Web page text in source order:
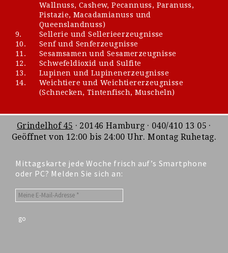
Wallnuss, Cashew, Pecannuss, Paranuss,
Pistazie, Macadamianuss und
Queenslandnuss)
9.
Sellerie und Sellerieerzeugnisse
10.
Senf und Senferzeugnisse
11.
Sesamsamen und Sesamerzeugnisse
12.
Schwefeldioxid und Sulfite
13.
Lupinen und Lupinenerzeugnisse
14.
Weichtiere und Weichtiererzeugnisse
(Schnecken, Tintenfisch, Muscheln)
Grindelhof 45 · 20146 Hamburg · 040/410 13 05 ·
Geöffnet von 12:00 bis 24:00 Uhr. Montag Ruhetag.
Mittagskarte jede Woche frisch auf’s Smartphone
oder PC? Melden Sie sich an: